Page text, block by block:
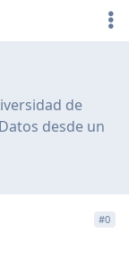
de
desde un
#0